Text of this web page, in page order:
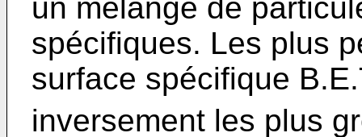
un mélange de
spécifiques. Les plus
surface spécifique
inversement les plus